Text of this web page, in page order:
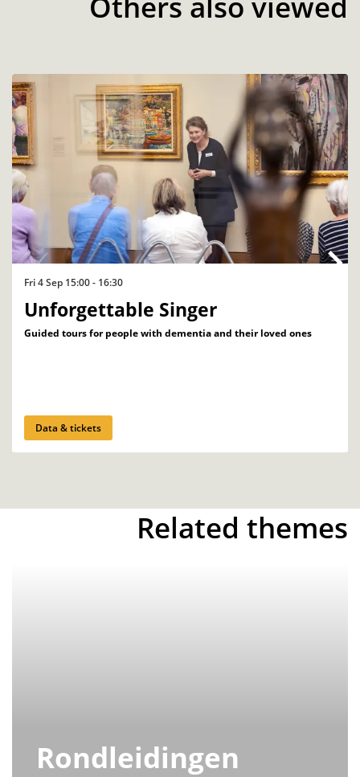
Unforgettable Singer
Guided tours for people with dementia and their loved ones
Fri 4 Sep 15:00 - 16:30
Data & tickets
Related themes
Rondleidingen